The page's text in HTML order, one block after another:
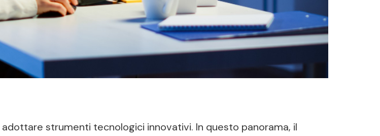
strumenti tecnologici innovativi. In questo panorama, il